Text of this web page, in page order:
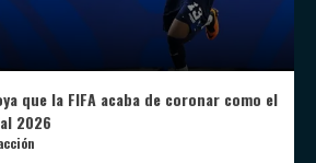
que la FIFA acaba de coronar como el
2026